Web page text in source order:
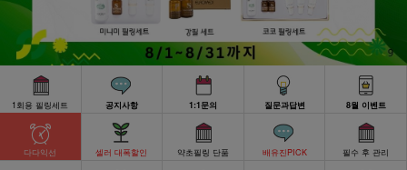
1회용 필링세트 공지사항 1:1문의 질문과답변 8월 이벤트
다다익선 셀러 대폭할인 약초필링 단품 배유진PICK 필수 후 관리